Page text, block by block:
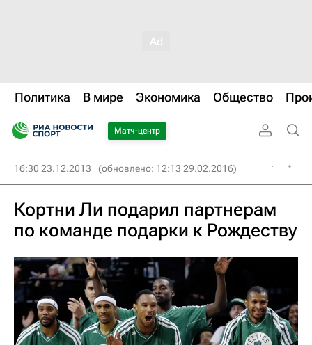
Политика В мире Экономика Общество
Матч-центр
16:30 23.12.2013 (обновлено: 12:13 29.02.2016)
Кортни Ли подарил партнерам
по команде подарки к Рождеству